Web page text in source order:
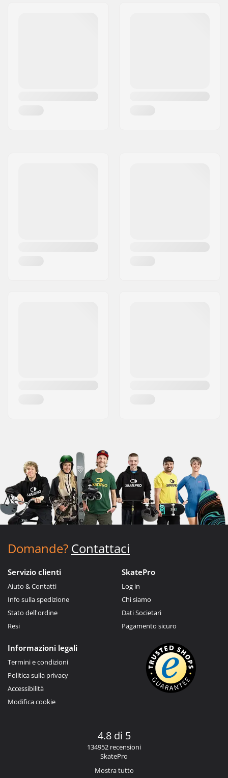
Domande? Contattaci
Servizio clienti
Aiuto & Contatti
Info sulla spedizione
Stato dell'ordine
Resi
SkatePro
Log in
Chi siamo
Dati Societari
Pagamento sicuro
Informazioni legali
Termini e condizioni
Politica sulla privacy
Accessibilità
Modifica cookie
4.8 di 5
134952 recensioni
SkatePro
Mostra tutto